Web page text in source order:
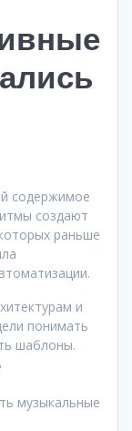
содержимое
создают
раньше
и
понимать
шаблоны.
музыкальные